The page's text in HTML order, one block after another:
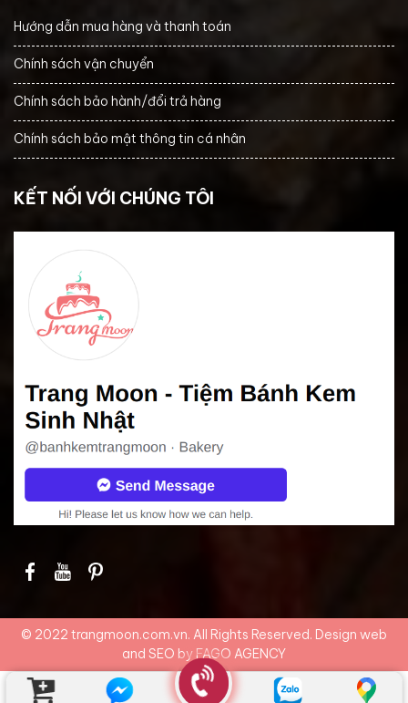
Hướng dẫn mua hàng và thanh toán
Chính sách vận chuyển
Chính sách bảo hành/đổi trả hàng
Chính sách bảo mật thông tin cá nhân
KẾT NỐI VỚI CHÚNG TÔI
© 2022 trangmoon.com.vn. All Rights Reserved. Design web
and SEO by FAGO AGENCY